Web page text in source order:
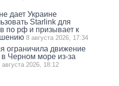
дает Украине
Starlink для
по рф и призывает к
8 августа 2026, 17:34
ограничила движение
в Черном море из-за
августа 2026, 18:12